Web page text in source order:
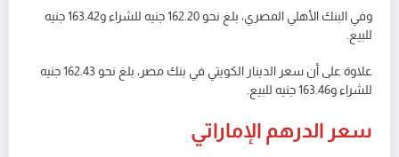
وفي البنك الأهلي المصري، بلغ نحو 162.20 جنيه للشراء و163.42 جنيه
للبيع.
علاوة على أن سعر الدينار الكويتي في بنك مصر، بلغ نحو 162.43 جنيه
للشراء و163.46 جنيه للبيع.
سعر الدرهم الإماراتي